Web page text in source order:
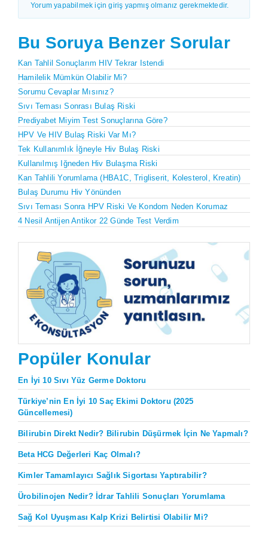
Yorum yapabilmek için giriş yapmış olmanız gerekmektedir.
Bu Soruya Benzer Sorular
Kan Tahlil Sonuçlarım HIV Tekrar Istendi
Hamilelik Mümkün Olabilir Mi?
Sorumu Cevaplar Mısınız?
Sıvı Teması Sonrası Bulaş Riski
Prediyabet Miyim Test Sonuçlarına Göre?
HPV Ve HIV Bulaş Riski Var Mı?
Tek Kullanımlık İğneyle Hiv Bulaş Riski
Kullanılmış Iğneden Hiv Bulaşma Riski
Kan Tahlili Yorumlama (HBA1C, Trigliserit, Kolesterol, Kreatin)
Bulaş Durumu Hiv Yönünden
Sıvı Teması Sonra HPV Riski Ve Kondom Neden Korumaz
4 Nesil Antijen Antikor 22 Günde Test Verdim
Popüler Konular
En İyi 10 Sıvı Yüz Germe Doktoru
Türkiye’nin En İyi 10 Saç Ekimi Doktoru (2025
Güncellemesi)
Bilirubin Direkt Nedir? Bilirubin Düşürmek İçin Ne Yapmalı?
Beta HCG Değerleri Kaç Olmalı?
Kimler Tamamlayıcı Sağlık Sigortası Yaptırabilir?
Ürobilinojen Nedir? İdrar Tahlili Sonuçları Yorumlama
Sağ Kol Uyuşması Kalp Krizi Belirtisi Olabilir Mi?